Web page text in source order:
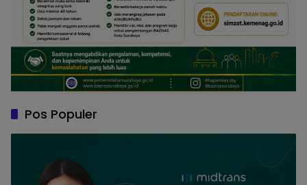
Pos Populer